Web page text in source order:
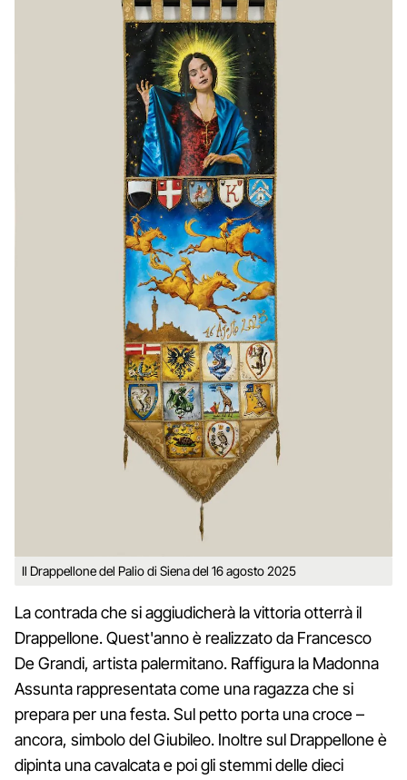
Il Drappellone del Palio di Siena del 16 agosto 2025
La contrada che si aggiudicherà la vittoria otterrà il
Drappellone. Quest'anno è realizzato da Francesco
De Grandi, artista palermitano. Raffigura la Madonna
Assunta rappresentata come una ragazza che si
prepara per una festa. Sul petto porta una croce –
ancora, simbolo del Giubileo. Inoltre sul Drappellone è
dipinta una cavalcata e poi gli stemmi delle dieci